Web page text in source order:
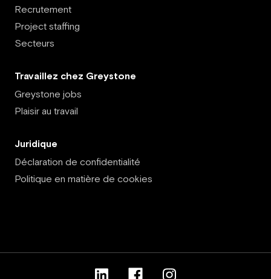
Recrutement
Project staffing
Secteurs
Travaillez chez Greystone
Greystone jobs
Plaisir au travail
Juridique
Déclaration de confidentialité
Politique en matière de cookies